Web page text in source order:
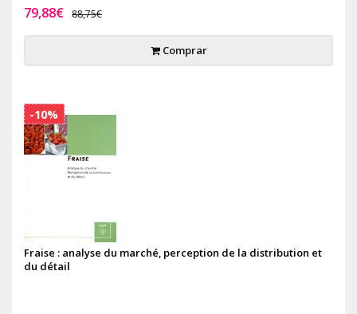
79,88€ 88,75€
Comprar
Fraise : analyse du marché, perception de la distribution et
du détail
-10%